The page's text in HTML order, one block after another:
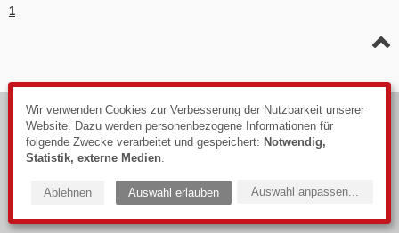
1
© 2026
Impressum
Datenschutzerklärung
Wir verwenden Cookies zur Verbesserung der Nutzbarkeit unserer
Website. Dazu werden personenbezogene Informationen für
folgende Zwecke verarbeitet und gespeichert: Notwendig,
Statistik, externe Medien.
Ablehnen Auswahl erlauben Auswahl anpassen...